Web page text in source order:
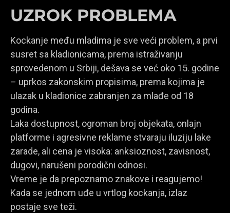
UZROK PROBLEMA
Kockanje među mladima je sve veći problem, a prvi
susret sa kladionicama, prema istraživanju
sprovedenom u Srbiji, dešava se već oko 15. godine
– uprkos zakonskim propisima, prema kojima je
ulazak u kladionice zabranjen za mlađe od 18
godina.
Laka dostupnost, ogroman broj objekata, onlajn
platforme i agresivne reklame stvaraju iluziju lake
zarade, ali cena je visoka: anksioznost, zavisnost,
dugovi, narušeni porodični odnosi.
Vreme je da prepoznamo znakove i reagujemo!
Kada se jednom uđe u vrtlog kockanja, izlaz
postaje sve teži.